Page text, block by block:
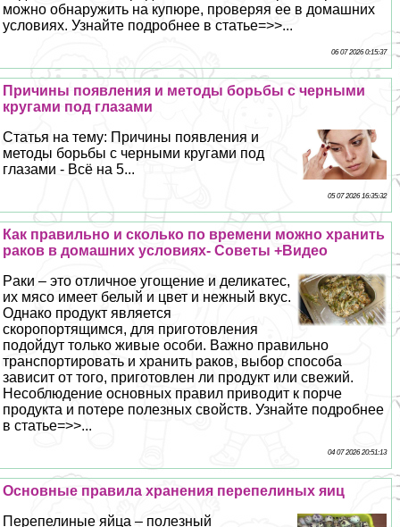
можно обнаружить на купюре, проверяя ее в домашних
условиях. Узнайте подробнее в статье=>>...
06 07 2026 0:15:37
Причины появления и методы борьбы с черными
кругами под глазами
Статья на тему: Причины появления и
методы борьбы с черными кругами под
глазами - Всё на 5...
05 07 2026 16:35:32
Как правильно и сколько по времени можно хранить
paков в домашних условиях- Советы +Видео
Paки – это отличное угощение и деликатес,
их мясо имеет белый и цвет и нежный вкус.
Однако продукт является
скоропортящимся, для приготовления
подойдут только живые особи. Важно правильно
трaнcпортировать и хранить paков, выбор способа
зависит от того, приготовлен ли продукт или свежий.
Несоблюдение основных правил приводит к порче
продукта и потере полезных свойств. Узнайте подробнее
в статье=>>...
04 07 2026 20:51:13
Основные правила хранения перепелиных яиц
Перепелиные яйца – полезный